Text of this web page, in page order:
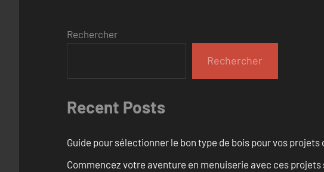
Rechercher
Rechercher
Recent Posts
Guide pour sélectionner le bon type de bois pour vos projets
Commencez votre aventure en menuiserie avec ces projets